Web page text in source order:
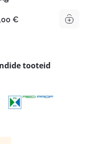
€
tooteid